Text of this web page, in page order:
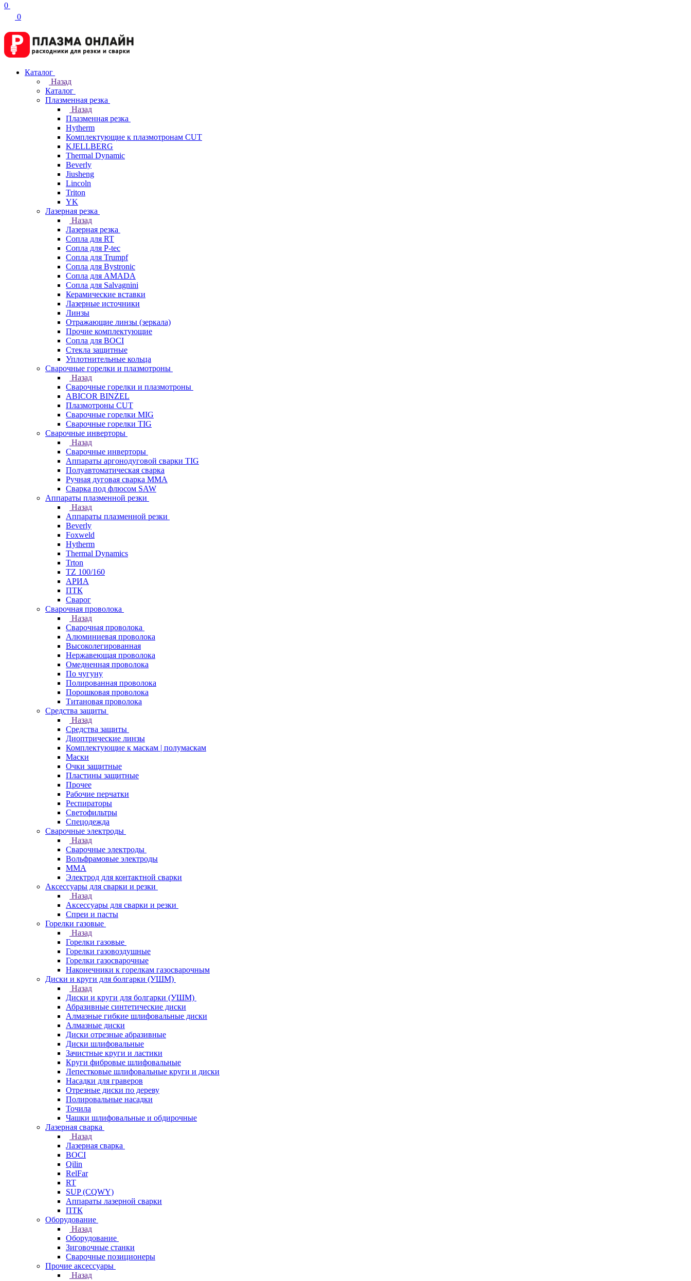
0
0
Каталог
Назад
Каталог
Плазменная резка
Назад
Плазменная резка
Hytherm
Комплектующие к плазмотронам CUT
KJELLBERG
Thermal Dynamic
Beverly
Jiusheng
Lincoln
Triton
YK
Лазерная резка
Назад
Лазерная резка
Сопла для RT
Сопла для P-tec
Сопла для Trumpf
Сопла для Bystronic
Сопла для AMADA
Сопла для Salvagnini
Керамические вставки
Лазерные источники
Линзы
Отражающие линзы (зеркала)
Прочие комплектующие
Сопла для BOCI
Стекла защитные
Уплотнительные кольца
Сварочные горелки и плазмотроны
Назад
Сварочные горелки и плазмотроны
ABICOR BINZEL
Плазмотроны CUT
Сварочные горелки MIG
Сварочные горелки TIG
Сварочные инверторы
Назад
Сварочные инверторы
Аппараты аргонодуговой сварки TIG
Полуавтоматическая сварка
Ручная дуговая сварка MMA
Сварка под флюсом SAW
Аппараты плазменной резки
Назад
Аппараты плазменной резки
Beverly
Foxweld
Hytherm
Thermal Dynamics
Trton
TZ 100/160
АРИА
ПТК
Сварог
Сварочная проволока
Назад
Сварочная проволока
Алюминиевая проволока
Высоколегированная
Нержавеющая проволока
Омедненная проволока
По чугуну
Полированная проволока
Порошковая проволока
Титановая проволока
Средства защиты
Назад
Средства защиты
Диоптрические линзы
Комплектующие к маскам | полумаскам
Маски
Очки защитные
Пластины защитные
Прочее
Рабочие перчатки
Респираторы
Светофильтры
Спецодежда
Сварочные электроды
Назад
Сварочные электроды
Вольфрамовые электроды
ММА
Электрод для контактной сварки
Аксессуары для сварки и резки
Назад
Аксессуары для сварки и резки
Спреи и пасты
Горелки газовые
Назад
Горелки газовые
Горелки газовоздушные
Горелки газосварочные
Наконечники к горелкам газосварочным
Диски и круги для болгарки (УШМ)
Назад
Диски и круги для болгарки (УШМ)
Абразивные синтетические диски
Алмазные гибкие шлифовальные диски
Алмазные диски
Диски отрезные абразивные
Диски шлифовальные
Зачистные круги и ластики
Круги фибровые шлифовальные
Лепестковые шлифовальные круги и диски
Насадки для граверов
Отрезные диски по дереву
Полировальные насадки
Точила
Чашки шлифовальные и обдирочные
Лазерная сварка
Назад
Лазерная сварка
BOCI
Qilin
RelFar
RT
SUP (CQWY)
Аппараты лазерной сварки
ПТК
Оборудование
Назад
Оборудование
Зиговочные станки
Сварочные позиционеры
Прочие аксессуары
Назад